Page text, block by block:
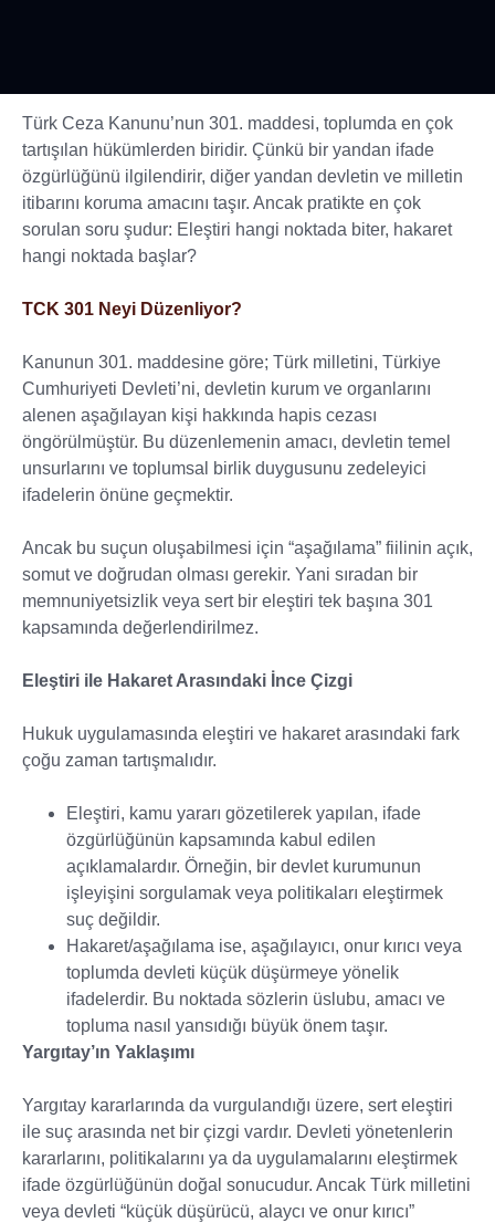
Türk Ceza Kanunu’nun 301. maddesi, toplumda en çok
tartışılan hükümlerden biridir. Çünkü bir yandan ifade
özgürlüğünü ilgilendirir, diğer yandan devletin ve milletin
itibarını koruma amacını taşır. Ancak pratikte en çok
sorulan soru şudur: Eleştiri hangi noktada biter, hakaret
hangi noktada başlar?
TCK 301 Neyi Düzenliyor?
Kanunun 301. maddesine göre; Türk milletini, Türkiye
Cumhuriyeti Devleti’ni, devletin kurum ve organlarını
alenen aşağılayan kişi hakkında hapis cezası
öngörülmüştür. Bu düzenlemenin amacı, devletin temel
unsurlarını ve toplumsal birlik duygusunu zedeleyici
ifadelerin önüne geçmektir.
Ancak bu suçun oluşabilmesi için “aşağılama” fiilinin açık,
somut ve doğrudan olması gerekir. Yani sıradan bir
memnuniyetsizlik veya sert bir eleştiri tek başına 301
kapsamında değerlendirilmez.
Eleştiri ile Hakaret Arasındaki İnce Çizgi
Hukuk uygulamasında eleştiri ve hakaret arasındaki fark
çoğu zaman tartışmalıdır.
Eleştiri, kamu yararı gözetilerek yapılan, ifade
özgürlüğünün kapsamında kabul edilen
açıklamalardır. Örneğin, bir devlet kurumunun
işleyişini sorgulamak veya politikaları eleştirmek
suç değildir.
Hakaret/aşağılama ise, aşağılayıcı, onur kırıcı veya
toplumda devleti küçük düşürmeye yönelik
ifadelerdir. Bu noktada sözlerin üslubu, amacı ve
topluma nasıl yansıdığı büyük önem taşır.
Yargıtay’ın Yaklaşımı
Yargıtay kararlarında da vurgulandığı üzere, sert eleştiri
ile suç arasında net bir çizgi vardır. Devleti yönetenlerin
kararlarını, politikalarını ya da uygulamalarını eleştirmek
ifade özgürlüğünün doğal sonucudur. Ancak Türk milletini
veya devleti “küçük düşürücü, alaycı ve onur kırıcı”